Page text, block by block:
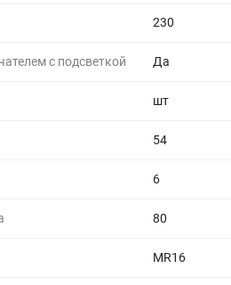
230
с подсветкой Да
шт
54
6
80
MR16